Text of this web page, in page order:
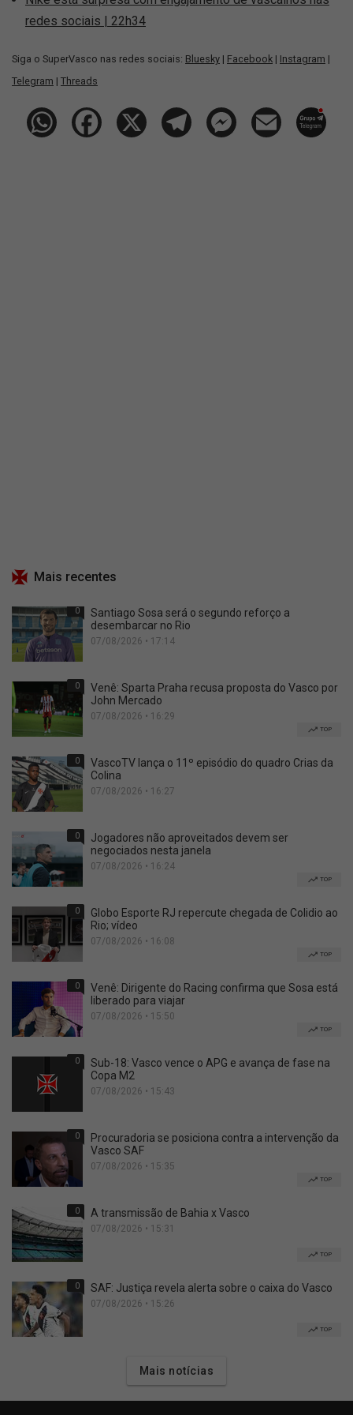
redes sociais | 22h34
Siga o SuperVasco nas redes sociais: Bluesky | Facebook | Instagram |
Telegram | Threads
Mais recentes
0
Santiago Sosa será o segundo reforço a
desembarcar no Rio
07/08/2026 • 17:14
0
Venê: Sparta Praha recusa proposta do Vasco por
John Mercado
07/08/2026 • 16:29
TOP
0
VascoTV lança o 11º episódio do quadro Crias da
Colina
07/08/2026 • 16:27
0
Jogadores não aproveitados devem ser
negociados nesta janela
07/08/2026 • 16:24
TOP
0
Globo Esporte RJ repercute chegada de Colidio ao
Rio; vídeo
07/08/2026 • 16:08
TOP
0
Venê: Dirigente do Racing confirma que Sosa está
liberado para viajar
07/08/2026 • 15:50
TOP
0
Sub-18: Vasco vence o APG e avança de fase na
Copa M2
07/08/2026 • 15:43
0
Procuradoria se posiciona contra a intervenção da
Vasco SAF
07/08/2026 • 15:35
TOP
0 A transmissão de Bahia x Vasco
07/08/2026 • 15:31
TOP
0 SAF: Justiça revela alerta sobre o caixa do Vasco
07/08/2026 • 15:26
TOP
Mais notícias